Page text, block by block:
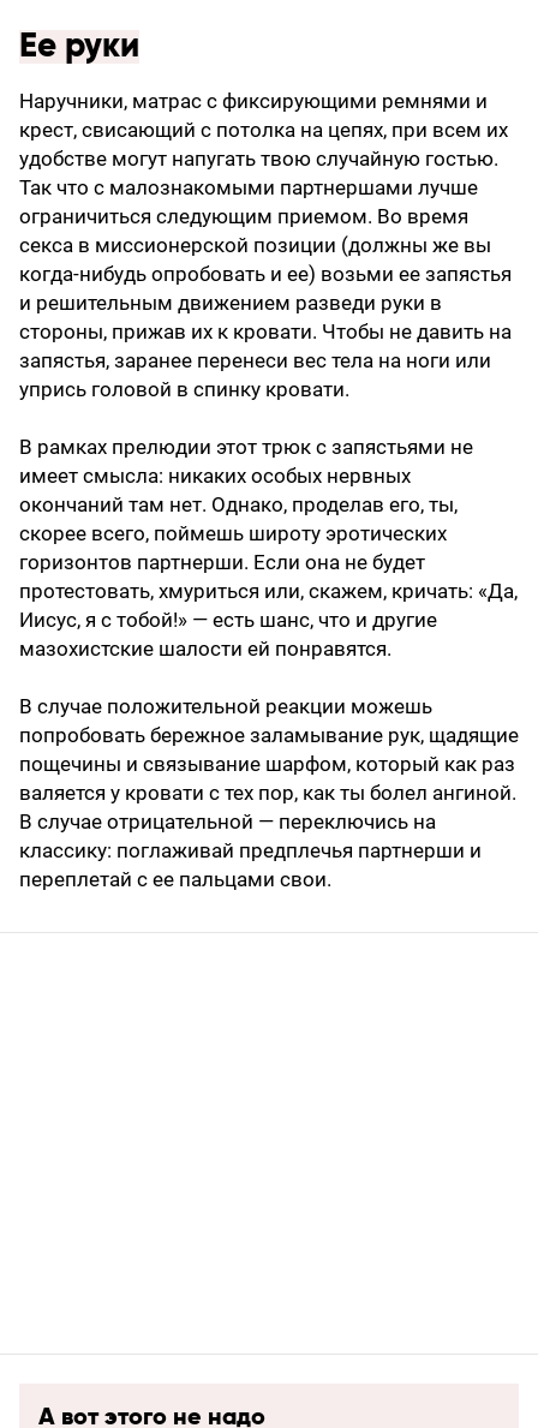
Ее руки
Наручники, матрас с фиксирующими ремнями и
крест, свисающий с потолка на цепях, при всем их
удобстве могут напугать твою случайную гостью.
Так что с малознакомыми партнершами лучше
ограничиться следующим приемом. Во время
секса в миссионерской позиции (должны же вы
когда-нибудь опробовать и ее) возьми ее запястья
и решительным движением разведи руки в
стороны, прижав их к кровати. Чтобы не давить на
запястья, заранее перенеси вес тела на ноги или
упрись головой в спинку кровати.
В рамках прелюдии этот трюк с запястьями не
имеет смысла: никаких особых нервных
окончаний там нет. Однако, проделав его, ты,
скорее всего, поймешь широту эротических
горизонтов партнерши. Если она не будет
протестовать, хмуриться или, скажем, кричать: «Да,
Иисус, я с тобой!» — есть шанс, что и другие
мазохистские шалости ей понравятся.
В случае положительной реакции можешь
попробовать бережное заламывание рук, щадящие
пощечины и связывание шарфом, который как раз
валяется у кровати с тех пор, как ты болел ангиной.
В случае отрицательной — переключись на
классику: поглаживай предплечья партнерши и
переплетай с ее пальцами свои.
А вот этого не надо